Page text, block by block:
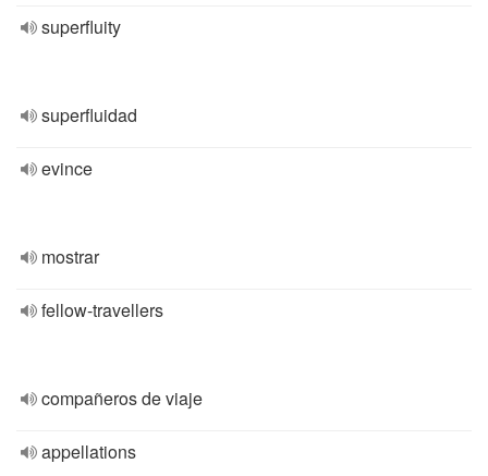
superfluity
superfluidad
evince
mostrar
fellow-travellers
compañeros de viaje
appellations